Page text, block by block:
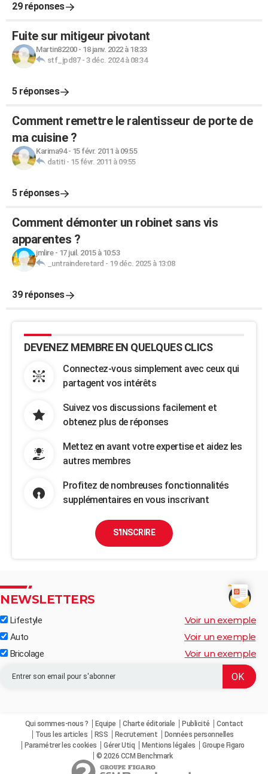
29 réponses
Fuite sur mitigeur pivotant
Martin82200- 18 janv. 2022 à 18:33
stf_jpd87- 3 déc. 2024 à 08:34
5 réponses
Comment remettre le ralentisseur de porte de
ma cuisine ?
Karima94- 15 févr. 2011 à 09:55
datiti- 15 févr. 2011 à 09:55
5 réponses
Comment démonter un robinet sans vis
apparentes ?
jmlire- 17 juil. 2015 à 10:53
_untrainderetard - 19 déc. 2025 à 13:08
39 réponses
DEVENEZ MEMBRE EN QUELQUES CLICS
Connectez-vous simplement avec ceux qui
partagent vos intérêts
Suivez vos discussions facilement et
obtenez plus de réponses
Mettez en avant votre expertise et aidez les
autres membres
Profitez de nombreuses fonctionnalités
supplémentaires en vous inscrivant
S'INSCRIRE
NEWSLETTERS
Lifestyle Voir un exemple
Auto Voir un exemple
Bricolage Voir un exemple
Qui sommes-nous ? Equipe Charte éditoriale Publicité
Contact
Tous les articles
RSS Recrutement
Données personnelles
Paramétrer les cookies
Gérer Utiq Mentions légales
Groupe Figaro
© 2026 CCM Benchmark